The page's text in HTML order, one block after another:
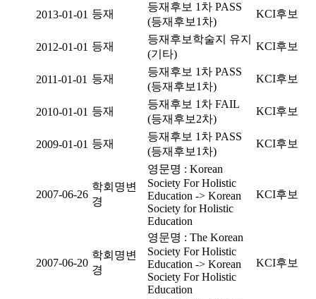
2013-01-01 등재
등재후보 1차 PASS
(등재후보1차)
KCI후보
2012-01-01 등재
등재후보학술지 유지
(기타)
KCI후보
2011-01-01 등재
등재후보 1차 PASS
(등재후보1차)
KCI후보
2010-01-01 등재
등재후보 1차 FAIL
(등재후보2차)
KCI후보
2009-01-01 등재
등재후보 1차 PASS
(등재후보1차)
KCI후보
2007-06-26
학회명변
경
영문명 : Korean
Society For Holistic
Education -> Korean
Society for Holistic
Education
KCI후보
2007-06-20
학회명변
경
영문명 : The Korean
Society For Holistic
Education -> Korean
Society For Holistic
Education
KCI후보